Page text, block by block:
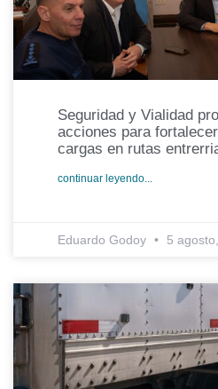
Seguridad y Vialidad
acciones para
cargas en rutas
continuar leyendo...
Eduardo Godoy 5